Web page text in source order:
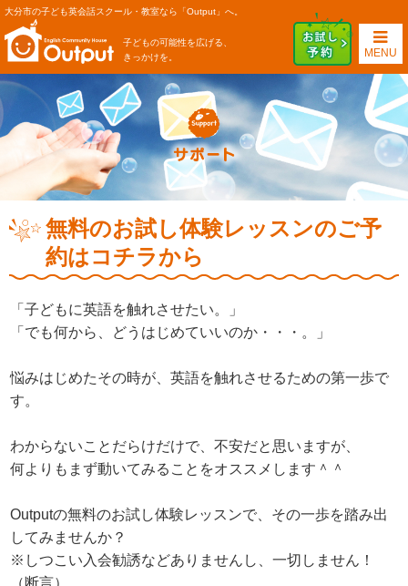
大分市の子ども英会話スクール・教室なら「Output」へ。
子どもの可能性を広げる、
きっかけを。
MENU
無料のお試し体験レッスンのご予
約はコチラから
「子どもに英語を触れさせたい。」
「でも何から、どうはじめていいのか・・・。」
悩みはじめたその時が、英語を触れさせるための第一歩で
す。
わからないことだらけだけで、不安だと思いますが、
何よりもまず動いてみることをオススメします＾＾
Outputの無料のお試し体験レッスンで、その一歩を踏み出
してみませんか？
※しつこい入会勧誘などありませんし、一切しません！
（断言）